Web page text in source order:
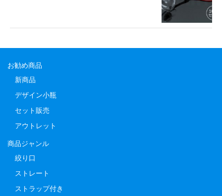
お勧め商品
新商品
デザイン小瓶
セット販売
アウトレット
商品ジャンル
絞り口
ストレート
ストラップ付き